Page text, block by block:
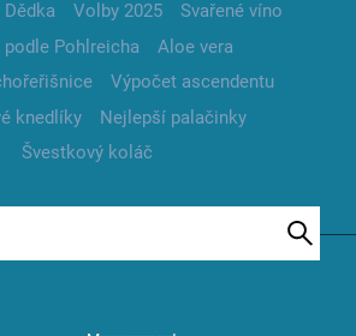
Volby 2025
Svařené víno
podle Pohlreicha
Aloe vera
Výpočet ascendentu
knedlíky
Nejlepší palačinky
Švestkový koláč